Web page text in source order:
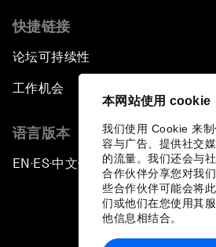
本网站使用 cookie
我们使用 Cookie 来
容与广告、提供社交
的流量。我们还会与
合作伙伴分享您对我
些合作伙伴可能会将
们或他们在您使用其
他信息相结合。
快捷链接
论坛可持续性
工作机会
语言版本
EN ▪ ES▪中文▪ 日本語